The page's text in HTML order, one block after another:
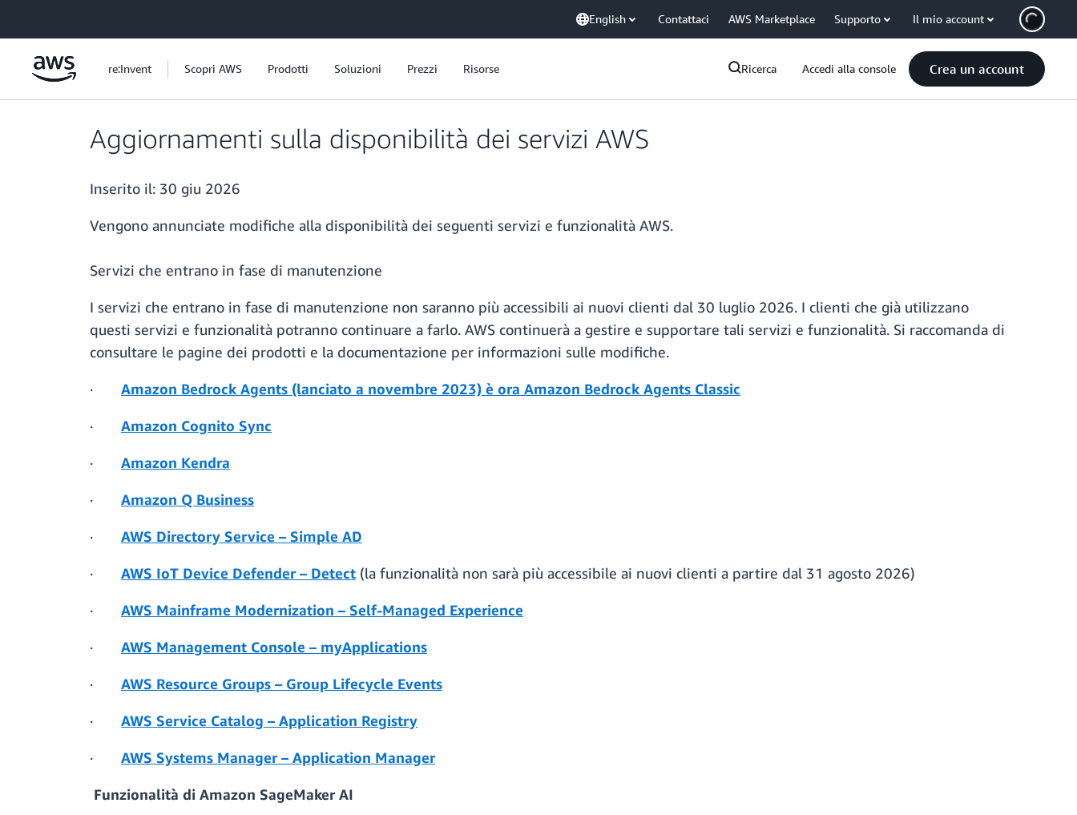
English Contattaci AWS Marketplace Supporto Il mio account
re:Invent Scopri AWS Prodotti Soluzioni Prezzi Risorse Ricerca Accedi alla console Crea un account
Aggiornamenti sulla disponibilità dei servizi AWS
Inserito il: 30 giu 2026
Vengono annunciate modifiche alla disponibilità dei seguenti servizi e funzionalità AWS.
Servizi che entrano in fase di manutenzione
I servizi che entrano in fase di manutenzione non saranno più accessibili ai nuovi clienti dal 30 luglio 2026. I clienti che già utilizzano
questi servizi e funzionalità potranno continuare a farlo. AWS continuerà a gestire e supportare tali servizi e funzionalità. Si raccomanda di
consultare le pagine dei prodotti e la documentazione per informazioni sulle modifiche.
· Amazon Bedrock Agents (lanciato a novembre 2023) è ora Amazon Bedrock Agents Classic
· Amazon Cognito Sync
· Amazon Kendra
· Amazon Q Business
· AWS Directory Service – Simple AD
· AWS IoT Device Defender – Detect (la funzionalità non sarà più accessibile ai nuovi clienti a partire dal 31 agosto 2026)
· AWS Mainframe Modernization – Self-Managed Experience
· AWS Management Console – myApplications
· AWS Resource Groups – Group Lifecycle Events
· AWS Service Catalog – Application Registry
· AWS Systems Manager – Application Manager
Funzionalità di Amazon SageMaker AI